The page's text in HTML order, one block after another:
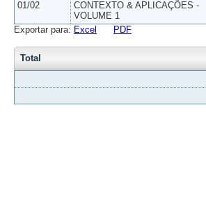
01/02
CONTEXTO & APLICAÇÕES -
VOLUME 1
Exportar para: Excel PDF
Total